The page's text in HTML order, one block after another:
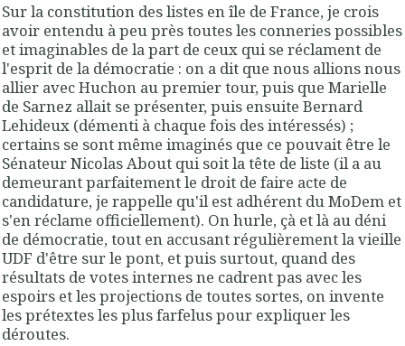
Sur la constitution des listes en île de France, je crois
avoir entendu à peu près toutes les conneries possibles
et imaginables de la part de ceux qui se réclament de
l'esprit de la démocratie : on a dit que nous allions nous
allier avec Huchon au premier tour, puis que Marielle
de Sarnez allait se présenter, puis ensuite Bernard
Lehideux (démenti à chaque fois des intéressés) ;
certains se sont même imaginés que ce pouvait être le
Sénateur Nicolas About qui soit la tête de liste (il a au
demeurant parfaitement le droit de faire acte de
candidature, je rappelle qu'il est adhérent du MoDem et
s'en réclame officiellement). On hurle, çà et là au déni
de démocratie, tout en accusant régulièrement la vieille
UDF d'être sur le pont, et puis surtout, quand des
résultats de votes internes ne cadrent pas avec les
espoirs et les projections de toutes sortes, on invente
les prétextes les plus farfelus pour expliquer les
déroutes.